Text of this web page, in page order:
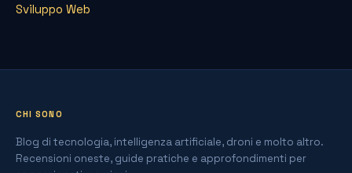
Sviluppo Web
CHI SONO
Blog di tecnologia, intelligenza artificiale, droni e molto altro.
Recensioni oneste, guide pratiche e approfondimenti per